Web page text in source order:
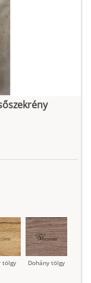
tölgy Dohány tölgy